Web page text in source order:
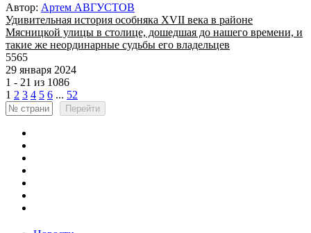
Автор: Артем АВГУСТОВ
Удивительная история особняка XVII века в районе
Мясницкой улицы в столице, дошедшая до нашего времени, и
такие же неординарные судьбы его владельцев
5565
29 января 2024
1 - 21 из 1086
1 2 3 4 5 6 ... 52
Перейти